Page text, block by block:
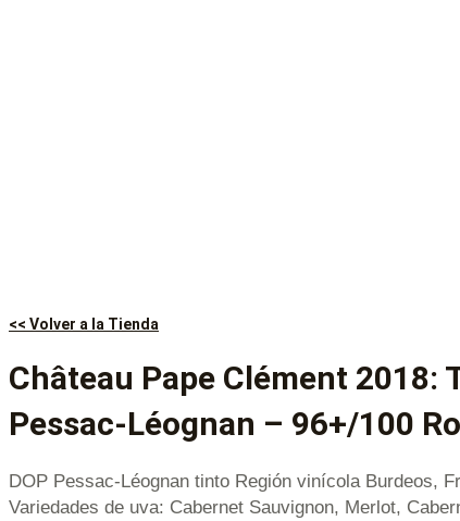
<< Volver a la Tienda
Château Pape Clément 2018:
Pessac-Léognan – 96+/100
DOP Pessac-Léognan tinto Región vinícola Burdeos,
Variedades de uva: Cabernet Sauvignon, Merlot,